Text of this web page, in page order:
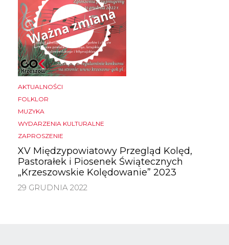
AKTUALNOŚCI
FOLKLOR
MUZYKA
WYDARZENIA KULTURALNE
ZAPROSZENIE
XV Międzypowiatowy Przegląd Kolęd,
Pastorałek i Piosenek Świątecznych
„Krzeszowskie Kolędowanie” 2023
29 GRUDNIA 2022